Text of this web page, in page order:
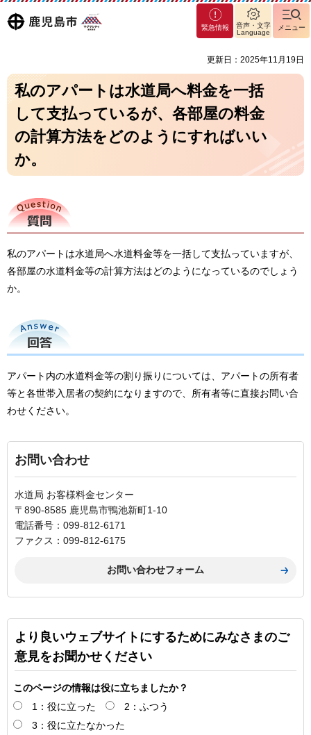
鹿児島
マグ
マシ
緊急情報
音声・文字
Language
メニュー
更新日：2025年11月19日
私のアパートは水道局へ料金を一括
して支払っているが、各部屋の料金
の計算方法をどのようにすればいい
か。
質問
私のアパートは水道局へ水道料金等を一括して支払っていますが、
各部屋の水道料金等の計算方法はどのようになっているのでしょう
か。
回答
アパート内の水道料金等の割り振りについては、アパートの所有者
等と各世帯入居者の契約になりますので、所有者等に直接お問い合
わせください。
お問い合わせ
水道局 お客様料金センター
〒890-8585 鹿児島市鴨池新町1-10
電話番号：099-812-6171
ファクス：099-812-6175
より良いウェブサイトにするためにみなさまのご
意見をお聞かせください
このページの情報は役に立ちましたか？
1：役に立った
2：ふつう
3：役に立たなかった